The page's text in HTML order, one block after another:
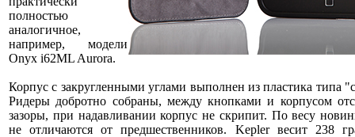
полностью
аналогичное,
например, модели
Onyx i62ML Aurora.
Корпус с закругленными углами выполнен из пластика типа
Ридеры добротно собраны, между кнопками и корпусом
зазоры, при надавливании корпус не скрипит. По весу
не отличаются от предшественников. Kepler весит 238